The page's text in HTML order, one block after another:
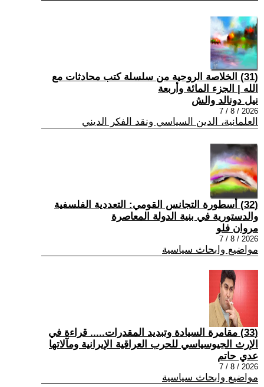
(31) الخلاصة الروحية من سلسلة كتب محادثات مع
الله | الجزء المائة وأربعة
نيل دونالد والش
2026 / 8 / 7
العلمانية، الدين السياسي ونقد الفكر الديني
(32) أسطورة التجانس القومي: التعددية الفلسفية
والدستورية في بنية الدولة المعاصرة
مروان فلو
2026 / 8 / 7
مواضيع وابحاث سياسية
(33) مقامرة السيادة وتبديد المقدرات..... قراءة في
الإرث الجيوسياسي للحرب العراقية الإيرانية ومآلاتها
عدي حاتم
2026 / 8 / 7
مواضيع وابحاث سياسية